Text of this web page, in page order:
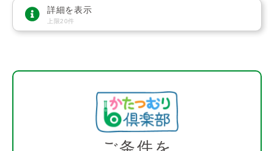
詳細を表示
上限20件
ご条件を